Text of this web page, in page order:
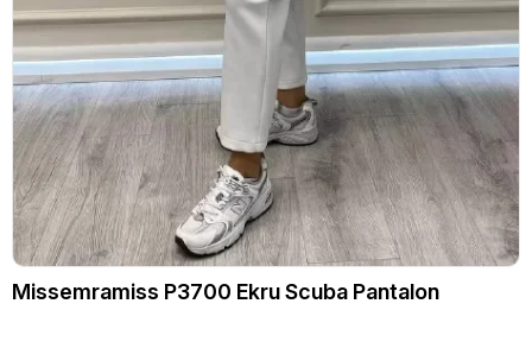
Missemramiss P3700 Ekru Scuba Pantalon